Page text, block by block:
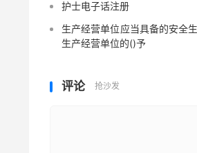
护士电子话注册
生产经营单位应当具备的安全
生产经营单位的()予
评论 抢沙发